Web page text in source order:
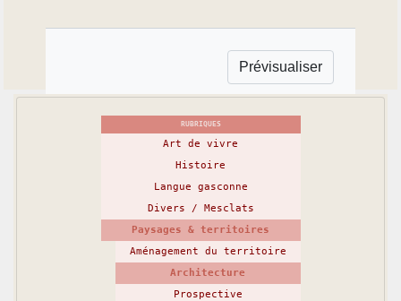
RUBRIQUES
Art de vivre
Histoire
Langue gasconne
Divers / Mesclats
Paysages & territoires
Aménagement du territoire
Architecture
Prospective